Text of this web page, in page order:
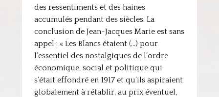
des ressentiments et des haines
accumulés pendant des siècles. La
conclusion de Jean-Jacques Marie est sans
appel : « Les Blancs étaient (…) pour
l’essentiel des nostalgiques de l’ordre
économique, social et politique qui
s’était effondré en 1917 et qu’ils aspiraient
globalement à rétablir, au prix éventuel,